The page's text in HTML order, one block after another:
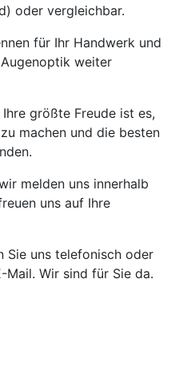
oder vergleichbar.
für Ihr Handwerk und
weiter
Ihre größte Freude ist es,
machen und die besten
melden uns innerhalb
uns auf Ihre
Sie uns telefonisch oder
Mail. Wir sind für Sie da.